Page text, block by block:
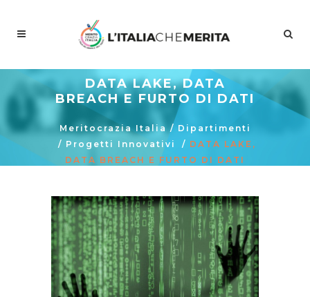
DATA LAKE, DATA
BREACH E FURTO DI DATI
Meritocrazia Italia / Dipartimenti
/ Progetti Innovativi / DATA LAKE,
DATA BREACH E FURTO DI DATI